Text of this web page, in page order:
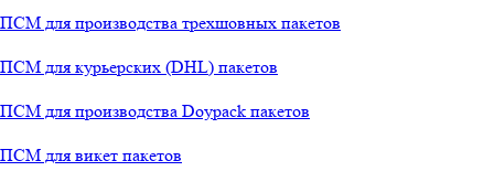
ПСМ для производства трехшовных пакетов
ПСМ для курьерских (DHL) пакетов
ПСМ для производства Doypack пакетов
ПСМ для викет пакетов